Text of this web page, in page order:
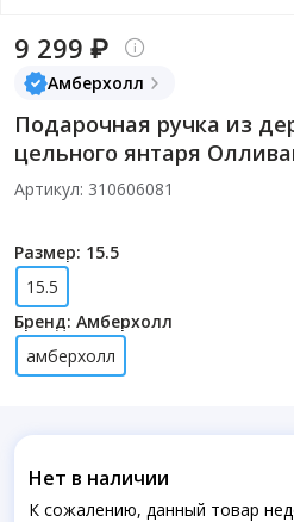
9 299 ₽
Амберхолл
Подарочная ручка из
цельного янтаря
Артикул: 310606081
Размер: 15.5
15.5
Бренд: Амберхолл
амберхолл
Нет в наличии
К сожалению, данный товар